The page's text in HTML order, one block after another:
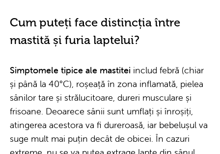
Cum puteți face distincția între
mastită și furia laptelui?
Simptomele tipice ale mastitei includ febră (chiar
și până la 40°C), roșeață în zona inflamată, pielea
sânilor tare și strălucitoare, dureri musculare și
frisoane. Deoarece sânii sunt umflați și înroșiți,
atingerea acestora va fi dureroasă, iar bebelușul va
suge mult mai puțin decât de obicei. În cazuri